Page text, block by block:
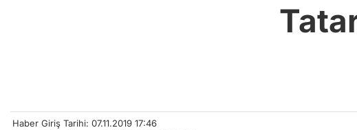
Haber Giriş Tarihi: 07.11.2019 17:46